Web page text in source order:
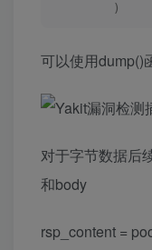
)
可以使用dump()
对于字节数据后
和body
rsp_content =